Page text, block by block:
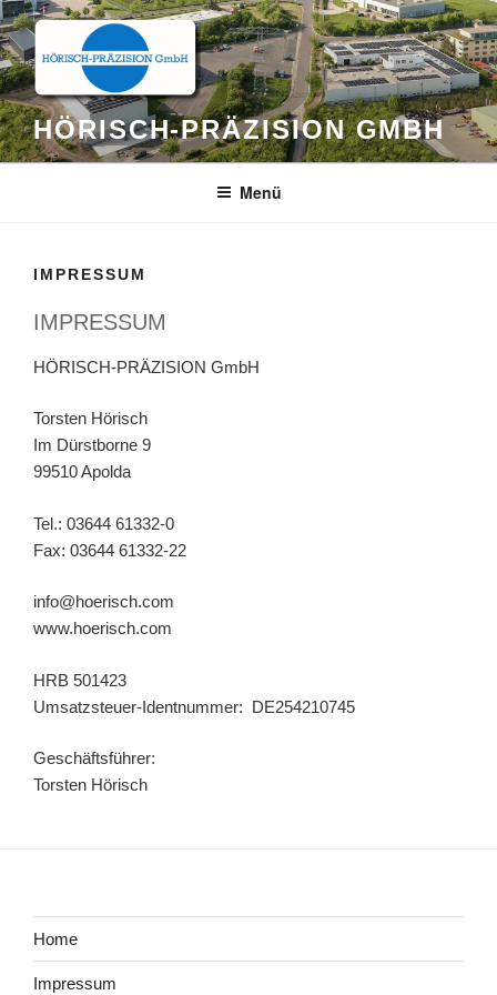
Zum
Inhalt
springen
HÖRISCH-PRÄZISION GMBH
Menü
IMPRESSUM
IMPRESSUM
HÖRISCH-PRÄZISION GmbH
Torsten Hörisch
Im Dürstborne 9
99510 Apolda
Tel.: 03644 61332-0
Fax: 03644 61332-22
info@hoerisch.com
www.hoerisch.com
HRB 501423
Umsatzsteuer-Identnummer: DE254210745
Geschäftsführer:
Torsten Hörisch
Home
Impressum